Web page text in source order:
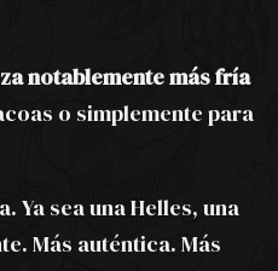
notablemente más fría
o simplemente para
Ya sea una Helles, una
Más auténtica. Más